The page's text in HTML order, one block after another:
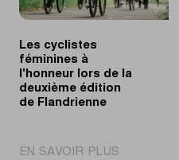
Les cyclistes
féminines à
l'honneur lors de la
deuxième édition
de Flandrienne
EN SAVOIR PLUS